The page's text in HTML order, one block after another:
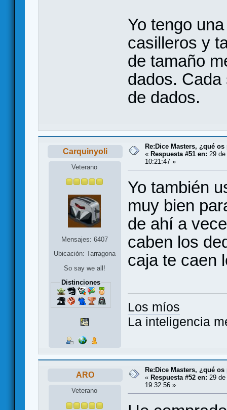
Yo tengo
casilleros y
de tamaño
dados.
de dados.
Carquinyoli
Veterano
Mensajes: 6407
Ubicación: Tarragona
So say we all!
Distinciones
Re:Dice Masters, ¿qué os
« Respuesta #51 en: 29
10:21:47 »
Yo también
muy bien
de ahí a
caben los
caja te
Los míos
La inteligencia
ARO
Veterano
Re:Dice Masters, ¿qué os
« Respuesta #52 en: 29
19:32:56 »